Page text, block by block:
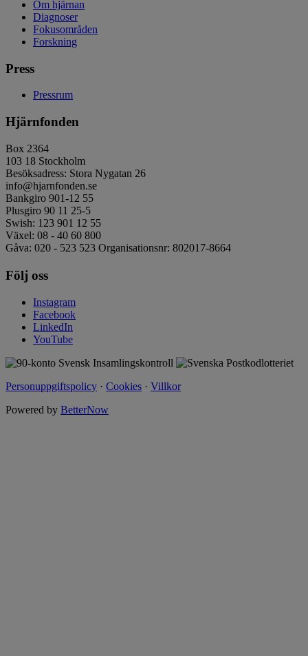
Om hjärnan
Diagnoser
Fokusområden
Forskning
Press
Pressrum
Hjärnfonden
Box 2364
103 18 Stockholm
Besöksadress: Stora Nygatan 26
info@hjarnfonden.se
Bankgiro 901-12 55
Plusgiro 90 11 25-5
Swish: 123 901 12 55
Växel: 08 - 40 60 800
Gåva: 020 - 523 523 Organisationsnr: 802017-8664
Följ oss
Instagram
Facebook
LinkedIn
YouTube
Personuppgiftspolicy · Cookies · Villkor
Powered by BetterNow